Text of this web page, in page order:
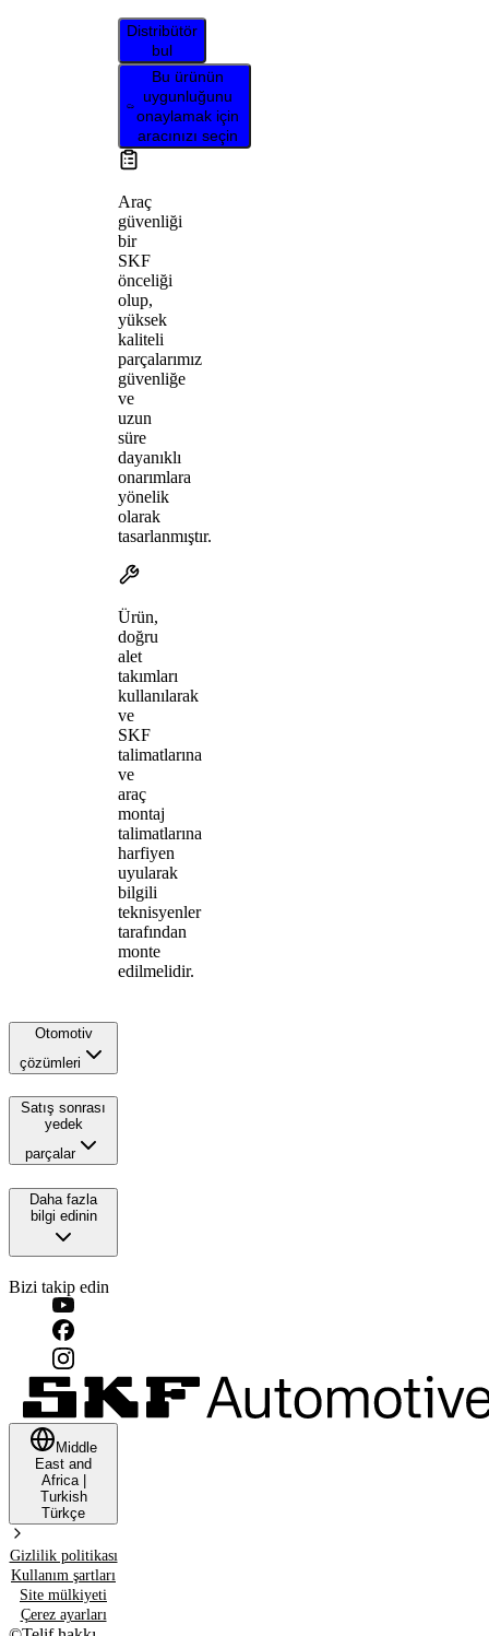
Distribütör
bul
Bu ürünün
uygunluğunu
onaylamak için
aracınızı seçin
Araç
güvenliği
bir
SKF
önceliği
olup,
yüksek
kaliteli
parçalarımız
güvenliğe
ve
uzun
süre
dayanıklı
onarımlara
yönelik
olarak
tasarlanmıştır.
Ürün,
doğru
alet
takımları
kullanılarak
ve
SKF
talimatlarına
ve
araç
montaj
talimatlarına
harfiyen
uyularak
bilgili
teknisyenler
tarafından
monte
edilmelidir.
Otomotiv
çözümleri
Satış sonrası
yedek
parçalar
Daha fazla
bilgi edinin
Bizi takip edin
Middle
East and
Africa|
Turkish
Türkçe
Gizlilik politikası
Kullanım şartları
Site mülkiyeti
Çerez ayarları